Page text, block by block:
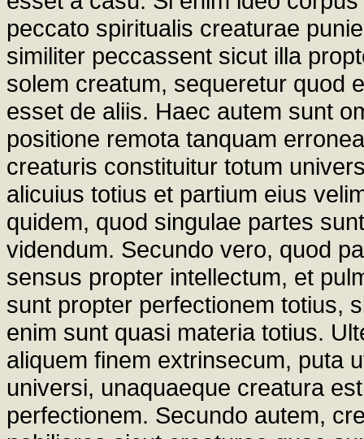
peccato spiritualis creaturae
similiter peccassent sicut illa
solem creatum, sequeretur quod
esset de aliis. Haec autem sunt
positione remota tanquam
creaturis constituitur totum
alicuius totius et partium eius
quidem, quod singulae partes
videndum. Secundo vero, quod
sensus propter intellectum, et
sunt propter perfectionem totius,
enim sunt quasi materia totius.
aliquem finem extrinsecum, puta
universi, unaquaeque creatura
perfectionem. Secundo autem,